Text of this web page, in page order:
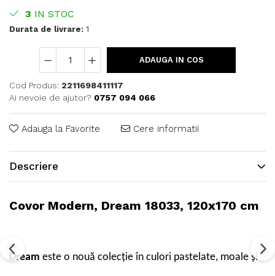
3 IN STOC
Durata de livrare: 1
ADAUGA IN COS
Cod Produs: 2211698411117
Ai nevoie de ajutor? 0757 094 066
Adauga la Favorite Cere informatii
Descriere
Covor Modern, Dream 18033, 120x170 cm
Dream este o nouă colecție în culori pastelate, moale și